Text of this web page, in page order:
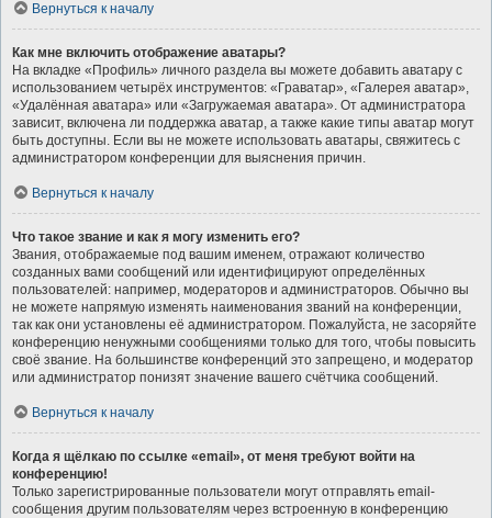
Вернуться к началу
Как мне включить отображение аватары?
На вкладке «Профиль» личного раздела вы можете добавить аватару с
использованием четырёх инструментов: «Граватар», «Галерея аватар»,
«Удалённая аватара» или «Загружаемая аватара». От администратора
зависит, включена ли поддержка аватар, а также какие типы аватар могут
быть доступны. Если вы не можете использовать аватары, свяжитесь с
администратором конференции для выяснения причин.
Вернуться к началу
Что такое звание и как я могу изменить его?
Звания, отображаемые под вашим именем, отражают количество
созданных вами сообщений или идентифицируют определённых
пользователей: например, модераторов и администраторов. Обычно вы
не можете напрямую изменять наименования званий на конференции,
так как они установлены её администратором. Пожалуйста, не засоряйте
конференцию ненужными сообщениями только для того, чтобы повысить
своё звание. На большинстве конференций это запрещено, и модератор
или администратор понизят значение вашего счётчика сообщений.
Вернуться к началу
Когда я щёлкаю по ссылке «email», от меня требуют войти на
конференцию!
Только зарегистрированные пользователи могут отправлять email-
сообщения другим пользователям через встроенную в конференцию